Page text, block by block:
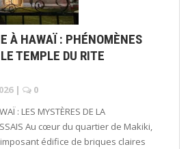
À HAWAÏ : PHÉNOMÈNES
TEMPLE DU RITE
|
0
: LES MYSTÈRES DE LA
Au cœur du quartier de Makiki,
édifice de briques claires